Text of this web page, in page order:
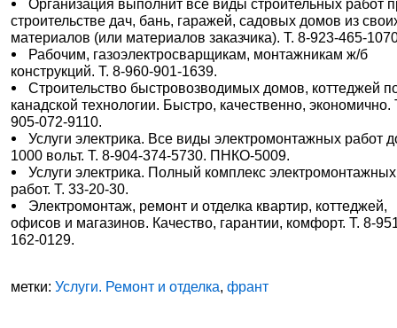
Организация выполнит все виды строительных работ
строительстве дач, бань, гаражей, садовых домов из
материалов (или материалов заказчика). Т. 8-923-465-
Рабочим, газоэлектросварщикам, монтажникам ж/б
конструкций. Т. 8-960-901-1639.
Строительство быстровозводимых домов, коттеджей
канадской технологии. Быстро, качественно, экономично.
905-072-9110.
Услуги электрика. Все виды электромонтажных работ
1000 вольт. Т. 8-904-374-5730. ПНКО-5009.
Услуги электрика. Полный комплекс электромонтажных
работ. Т. 33-20-30.
Электромонтаж, ремонт и отделка квартир, коттеджей,
офисов и магазинов. Качество, гарантии, комфорт. Т. 8-
162-0129.
метки:Услуги. Ремонт и отделка,франт